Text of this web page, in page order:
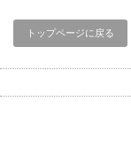
トップページに戻る